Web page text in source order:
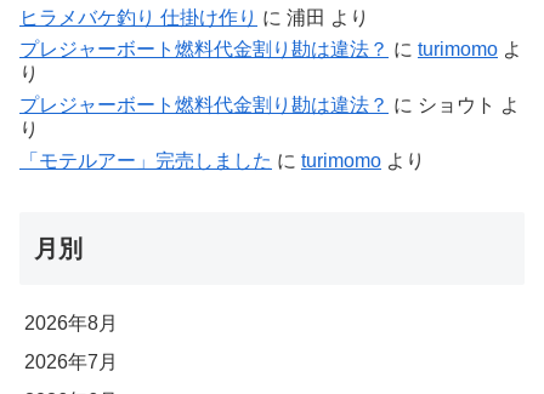
ヒラメバケ釣り 仕掛け作り に 浦田 より
プレジャーボート燃料代金割り勘は違法？ に turimomo よ
り
プレジャーボート燃料代金割り勘は違法？ に ショウト よ
り
「モテルアー」完売しました に turimomo より
月別
2026年8月
2026年7月